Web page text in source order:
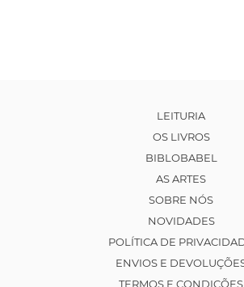
LEITURIA
OS LIVROS
BIBLOBABEL
AS ARTES
SOBRE NÓS
NOVIDADES
POLÍTICA DE
ENVIOS E
TERMOS E CONDIÇÕES